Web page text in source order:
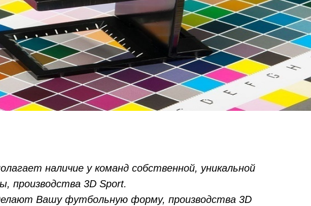
наличие у команд собственной, уникальной
производства 3D Sport.
Вашу футбольную форму, производства 3D